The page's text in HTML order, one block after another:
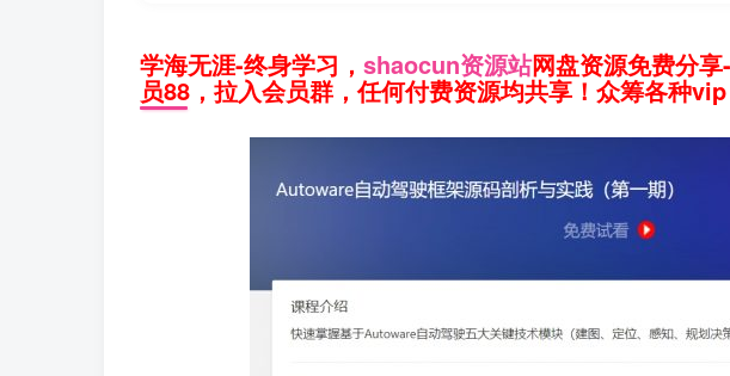
学海无涯-终身学习， shaocun资源站网盘资源免费分
员88，拉入会员群，任何付费资源均共享！众筹各种vip